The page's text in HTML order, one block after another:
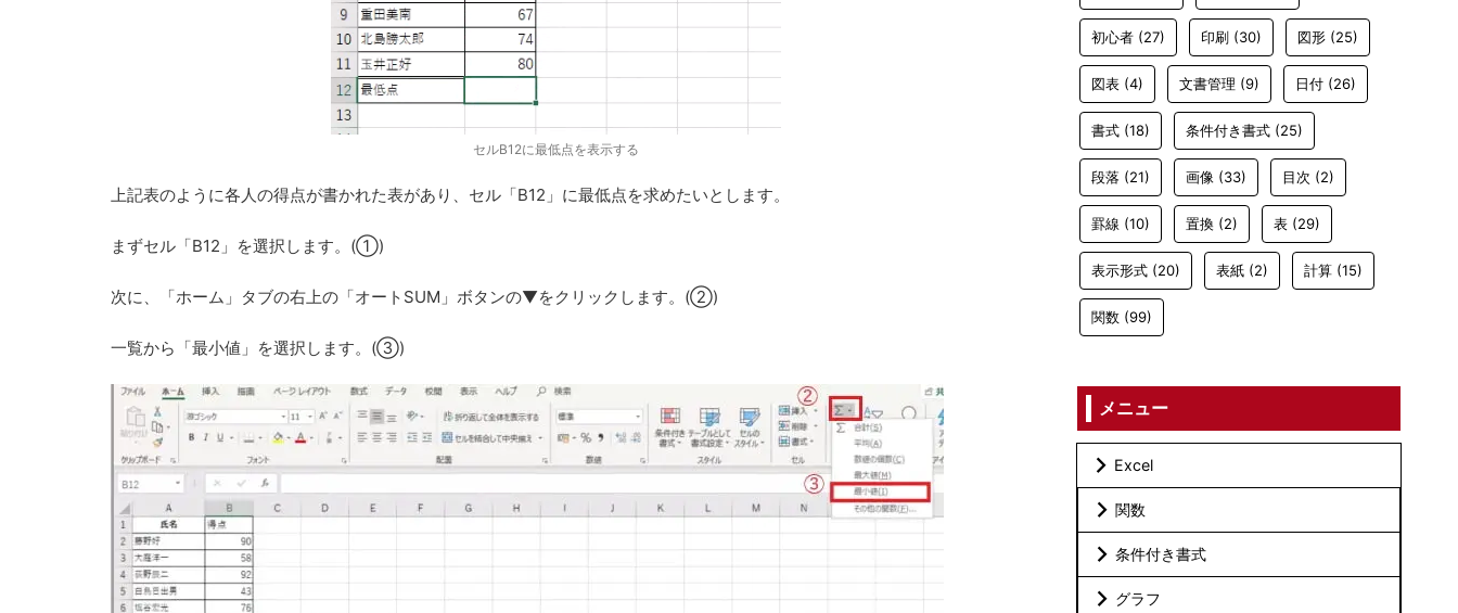
セルB12に最低点を表示する
上記表のように各人の得点が書かれた表があり、セル「B12」に最低点を求めたいとします。
まずセル「B12」を選択します。(①)
次に、「ホーム」タブの右上の「オートSUM」ボタンの▼をクリックします。(②)
一覧から「最小値」を選択します。(③)
初心者 (27) 印刷 (30) 図形 (25)
図表 (4) 文書管理 (9) 日付 (26)
書式 (18) 条件付き書式 (25)
段落 (21) 画像 (33) 目次 (2)
罫線 (10) 置換 (2) 表 (29)
表示形式 (20) 表紙 (2) 計算 (15)
関数 (99)
メニュー
Excel
関数
条件付き書式
グラフ